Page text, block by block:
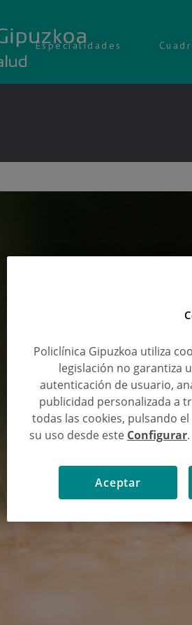
Especialidades
Policlínica Gipuzkoa utiliza
legislación no garantiza
autenticación de usuario,
publicidad personalizada a
todas las cookies, pulsando
su uso desde este Configurar
Aceptar